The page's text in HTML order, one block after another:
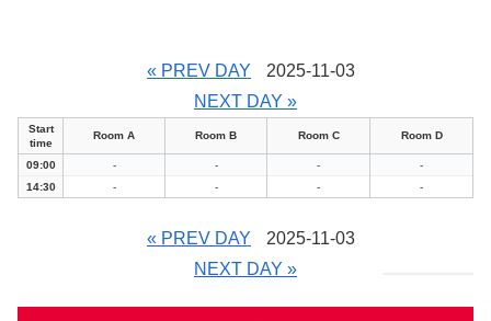
« PREV DAY
2025-11-03
NEXT DAY »
Start
time
Room A Room B Room C Room D
09:00 - - -
-
14:30
- - - -
« PREV DAY
2025-11-03
NEXT DAY »